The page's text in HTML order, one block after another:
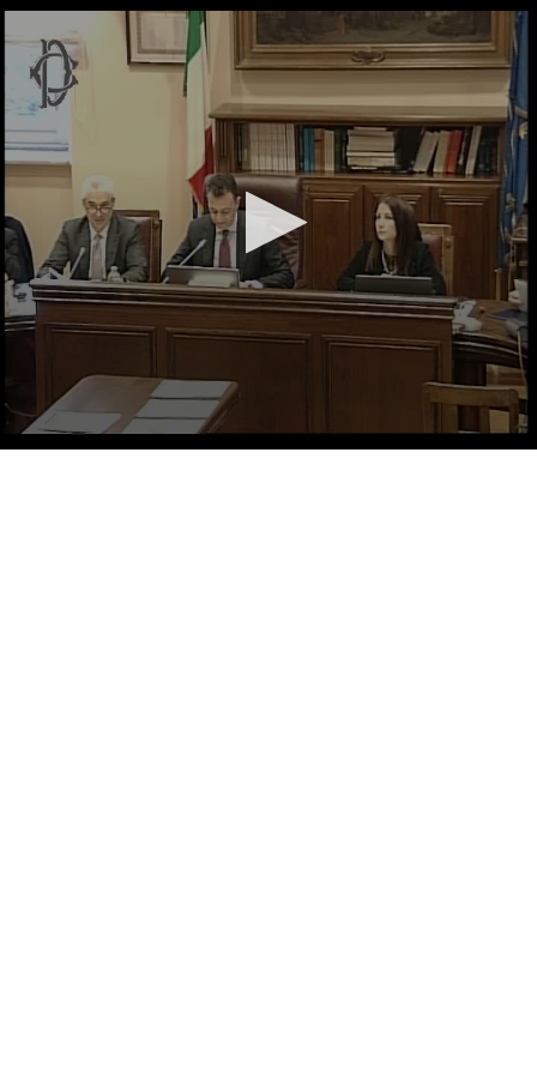
Vai al contenuto principale
WebTV Camera dei Deputati
Vai al menu di navigazione
Contenuto
Fine contenuto
Vai al contenuto principale Vai al menu di navigazione